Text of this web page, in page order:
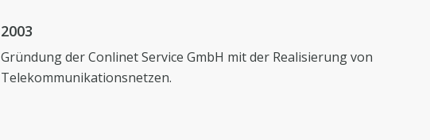
2003
Gründung der Conlinet Service GmbH mit der Realisierung von
Telekommunikationsnetzen.